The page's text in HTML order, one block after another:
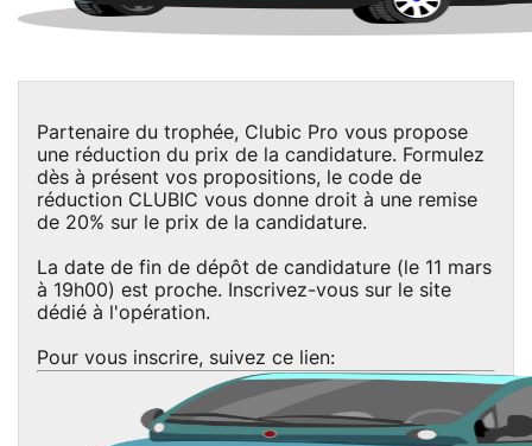
Partenaire du trophée, Clubic Pro vous propose
une réduction du prix de la candidature. Formulez
dès à présent vos propositions, le code de
réduction CLUBIC vous donne droit à une remise
de 20% sur le prix de la candidature.
La date de fin de dépôt de candidature (le 11 mars
à 19h00) est proche. Inscrivez-vous sur le site
dédié à l'opération.
Pour vous inscrire, suivez ce lien: